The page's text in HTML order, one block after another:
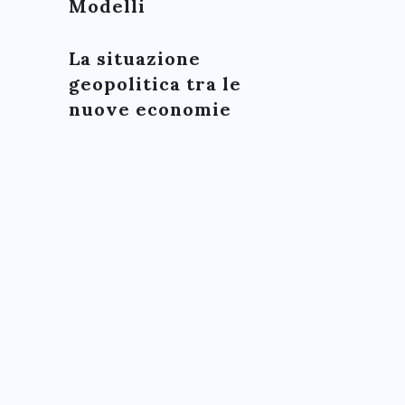
Modelli
La situazione
geopolitica tra le
nuove economie